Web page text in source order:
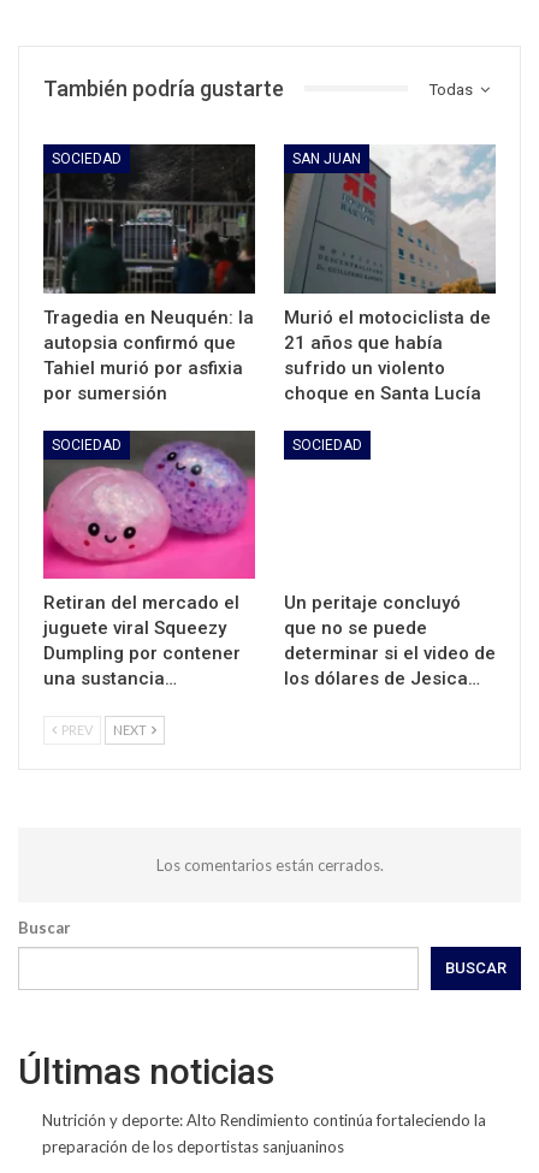
Todas
También podría gustarte
SOCIEDAD
Tragedia en Neuquén: la
autopsia confirmó que
Tahiel murió por asfixia
por sumersión
SAN JUAN
Murió el motociclista de
21 años que había
sufrido un violento
choque en Santa Lucía
SOCIEDAD
Retiran del mercado el
juguete viral Squeezy
Dumpling por contener
una sustancia…
SOCIEDAD
Un peritaje concluyó
que no se puede
determinar si el video de
los dólares de Jesica…
PREV NEXT
Los comentarios están cerrados.
Buscar
BUSCAR
Últimas noticias
Nutrición y deporte: Alto Rendimiento continúa fortaleciendo la
preparación de los deportistas sanjuaninos